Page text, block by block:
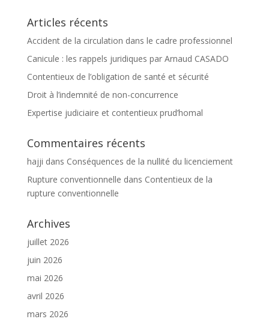
Articles récents
Accident de la circulation dans le cadre professionnel
Canicule : les rappels juridiques par Arnaud CASADO
Contentieux de l’obligation de santé et sécurité
Droit à l’indemnité de non-concurrence
Expertise judiciaire et contentieux prud’homal
Commentaires récents
hajji dans Conséquences de la nullité du licenciement
Rupture conventionnelle dans Contentieux de la
rupture conventionnelle
Archives
juillet 2026
juin 2026
mai 2026
avril 2026
mars 2026